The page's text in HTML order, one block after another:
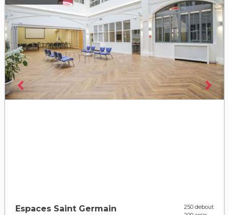
Espaces Saint Germain
250 debout